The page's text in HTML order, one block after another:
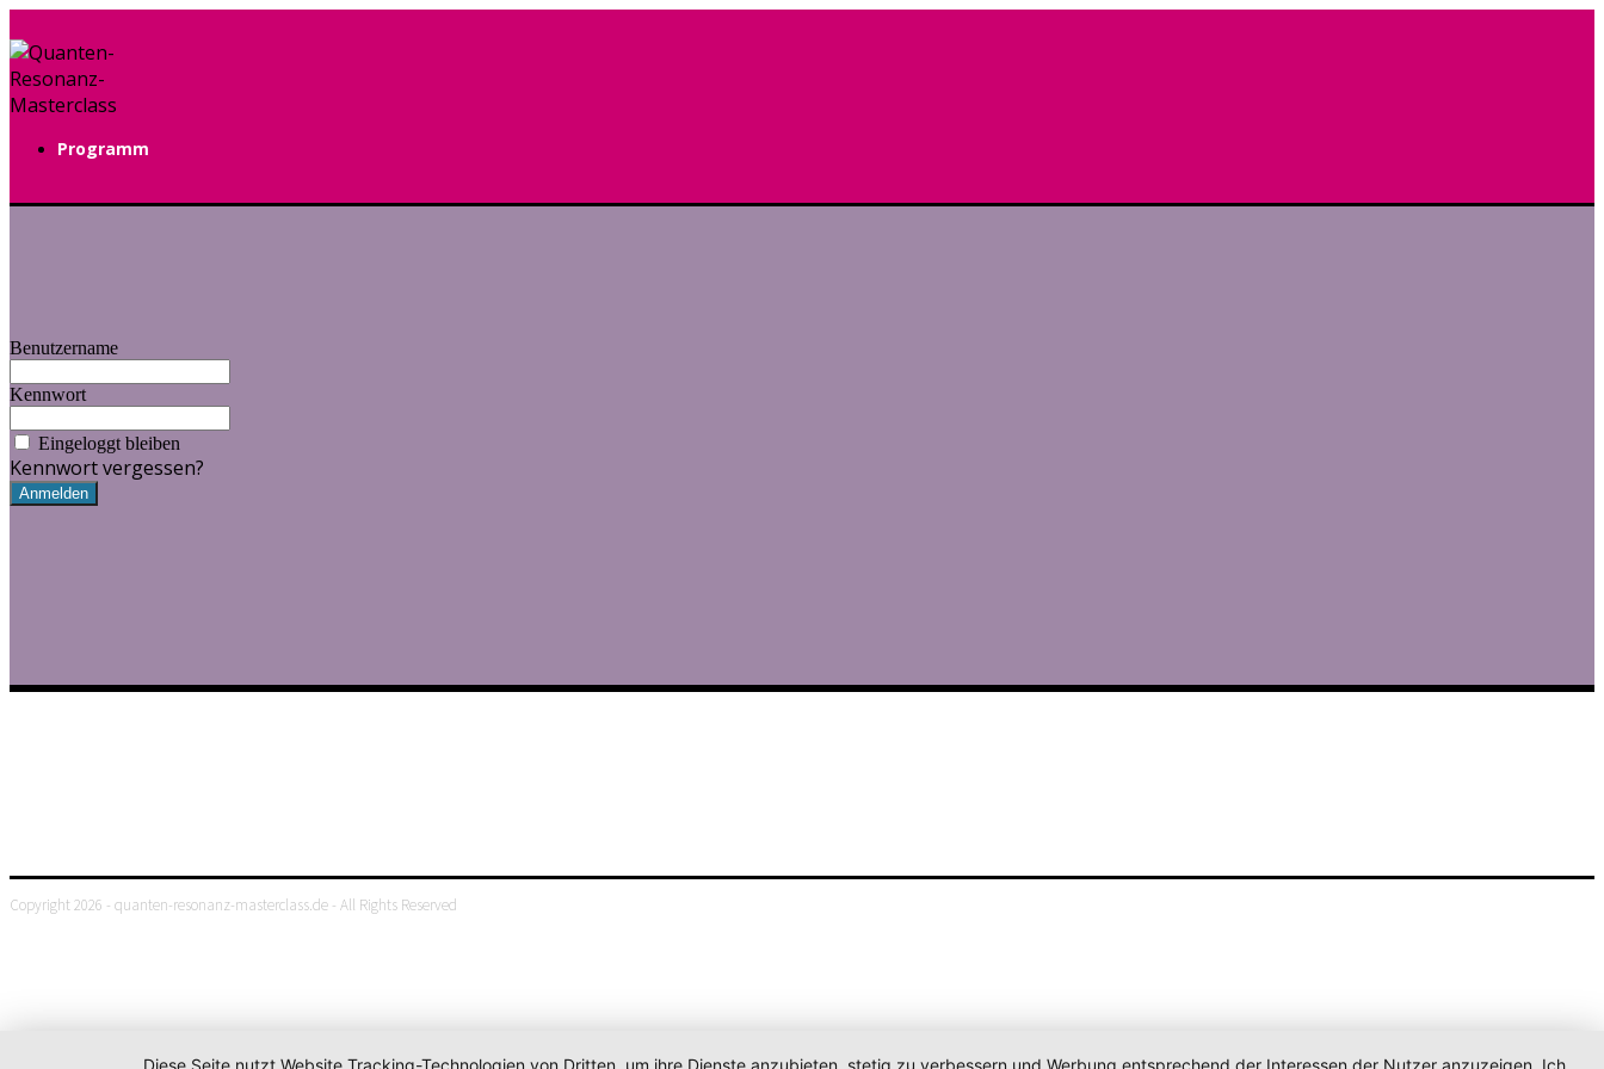
Programm
Benutzername
Kennwort
Eingeloggt bleiben
Kennwort vergessen?
Copyright 2026 - quanten-resonanz-masterclass.de - All Rights Reserved
Diese Seite nutzt Website Tracking-Technologien von Dritten, um ihre Dienste anzubieten, stetig zu verbessern und Werbung entsprechend der Interessen der Nutzer anzuzeigen. Ich